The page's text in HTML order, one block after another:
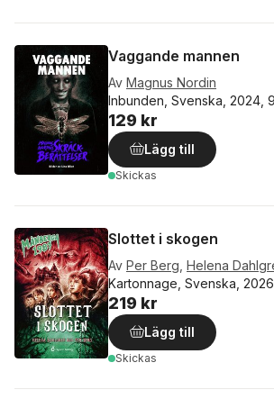
Vaggande mannen
Av Magnus Nordin
Inbunden, Svenska, 2024,
129 kr
Lägg till
Skickas
Slottet i skogen
Av Per Berg Helena
Kartonnage, Svenska,
219 kr
Lägg till
Skickas